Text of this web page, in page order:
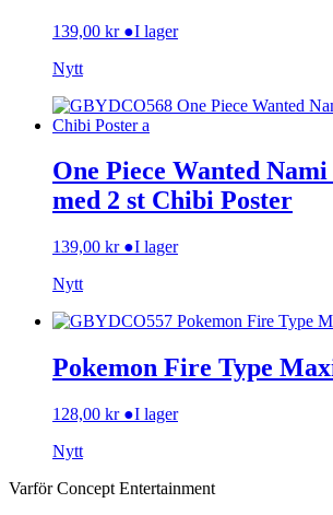
139,00 kr ●I lager
Nytt
One Piece Wanted
med 2 st Chibi Poster
139,00 kr ●I lager
Nytt
Pokemon Fire Type
128,00 kr ●I lager
Nytt
Varför Concept Entertainment